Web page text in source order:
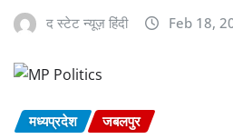
द स्टेट न्यूज़ हिंदी Feb 18,
मध्यप्रदेश जबलपुर